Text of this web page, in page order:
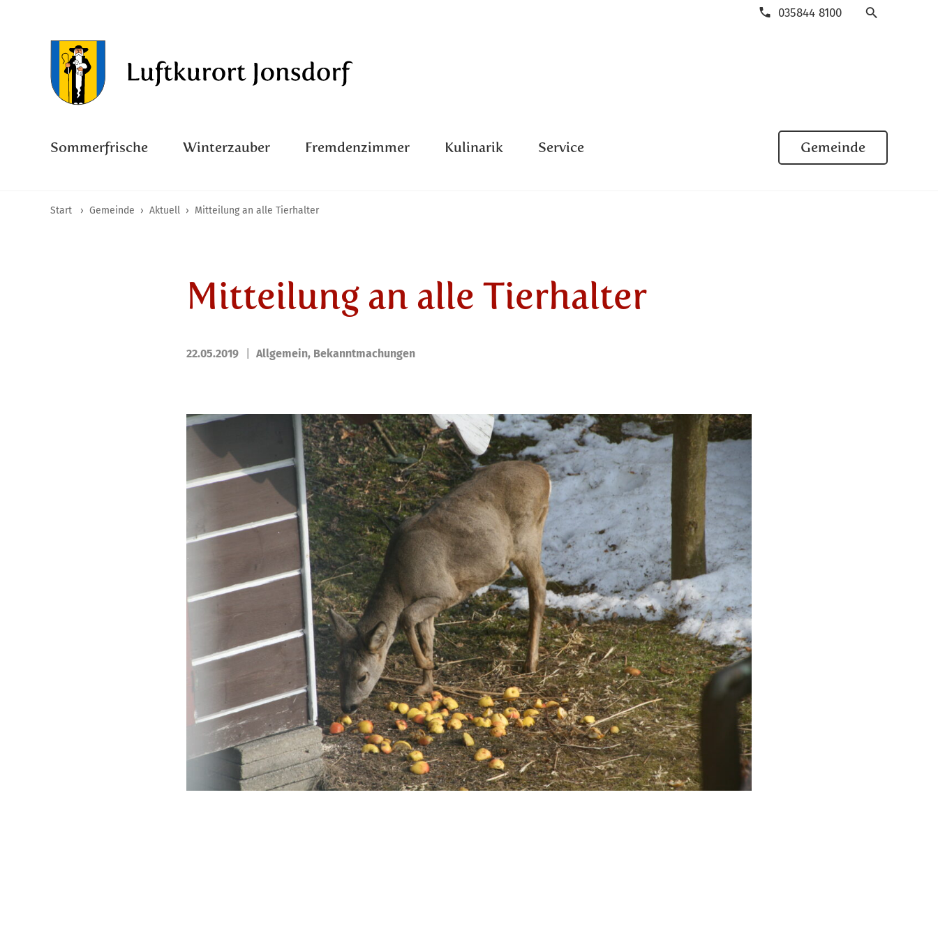
035844 8100
Sommerfrische Winterzauber Fremdenzimmer Kulinarik Service Gemeinde
Start › Gemeinde › Aktuell › Mitteilung an alle Tierhalter
Mitteilung an alle Tierhalter
22.05.2019 Allgemein, Bekanntmachungen